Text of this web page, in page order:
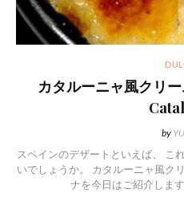
カタルーニャ風クリ
by
スペインのデザートといえば、 こ
いでしょうか。 カタルーニャ風ク
ナを今日はご紹介しま